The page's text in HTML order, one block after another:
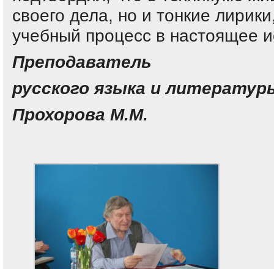
своего дела, но и тонкие
учебный процесс в настоящее
Преподаватель
русского языка и
Прохорова М.М.